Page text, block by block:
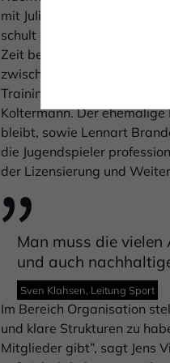
mit Julian Kalter ein neues
schult auch die Trainer im
Zeit beim FC Schalke 04
zwischen beiden
Trainingseinheiten für die
Koltermann. Der
bleibt, sowie Lennart
die Jugendspieler
der Lizensierung und
Man muss die
und auch
Sven Klahsen, Leitung Sport
Im Bereich Organisation
und klare Strukturen zu
Mitglieder gibt”, sagt Jens